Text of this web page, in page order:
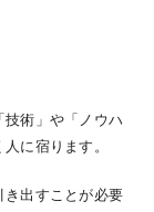
術」や「ノウハ
に宿ります。
き出すことが必要